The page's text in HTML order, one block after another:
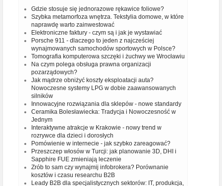
Gdzie stosuje się jednorazowe rękawice foliowe?
Szybka metamorfoza wnętrza. Tekstylia domowe, w które
naprawdę warto zainwestować
Elektroniczne faktury - czym są i jak je wystawiać
Porsche 911 - dlaczego to jeden z najcześciej
wynajmowanych samochodów sportowych w Polsce?
Tomografia komputerowa szczęki i żuchwy we Wrocławiu
Na czym polega obsługa prawna organizacji
pozarządowych?
Jak mądrze obniżyć koszty eksploatacji auta?
Nowoczesne systemy LPG w dobie zaawansowanych
silników
Innowacyjne rozwiązania dla sklepów - nowe standardy
Ceramika Bolesławiecka: Tradycja i Nowoczesność w
Jednym
Interaktywne atrakcje w Krakowie - nowy trend w
rozrywce dla dzieci i dorosłych
Pomówienie w internecie - jak szybko zareagować?
Przeszczep włosów w Turcji: jak planowanie 3D, DHI i
Sapphire FUE zmieniają leczenie
Zrób to sam czy wynajmij infobrokera? Porównanie
kosztów i czasu researchu B2B
Leady B2B dla specjalistycznych sektorów: IT, produkcja,